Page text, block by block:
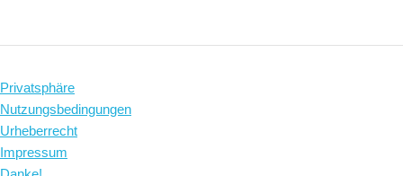
Privatsphäre
Nutzungsbedingungen
Urheberrecht
Impressum